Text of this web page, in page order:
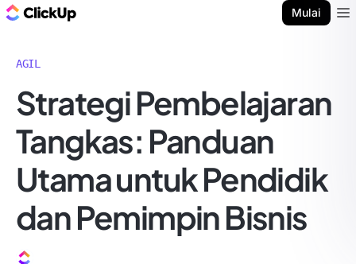
Mulai
AGIL
Strategi Pembelajaran
Tangkas: Panduan
Utama untuk Pendidik
dan Pemimpin Bisnis